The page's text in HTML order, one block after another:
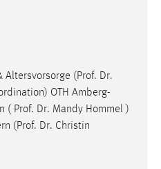
(Prof. Dr.
OTH Amberg-
( Prof. Dr. Mandy Hommel )
(Prof. Dr. Christin